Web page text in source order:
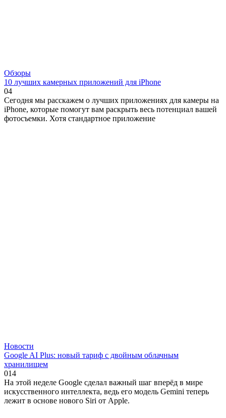
Обзоры
10 лучших камерных приложений для iPhone
04
Сегодня мы расскажем о лучших приложениях для камеры на
iPhone, которые помогут вам раскрыть весь потенциал вашей
фотосъемки. Хотя стандартное приложение
Новости
Google AI Plus: новый тариф с двойным облачным
хранилищем
014
На этой неделе Google сделал важный шаг вперёд в мире
искусственного интеллекта, ведь его модель Gemini теперь
лежит в основе нового Siri от Apple.